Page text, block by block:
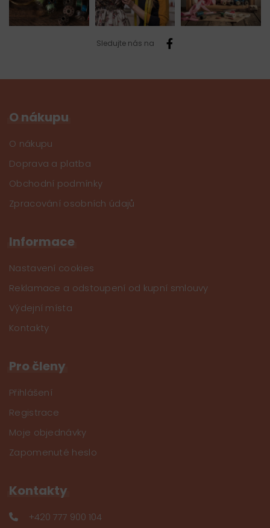
Sledujte nás na
O nákupu
O nákupu
Doprava a platba
Obchodní podmínky
Zpracování osobních údajů
Informace
Nastavení cookies
Reklamace a odstoupení od kupní smlouvy
Výdejní místa
Kontakty
Pro členy
Přihlášení
Registrace
Moje objednávky
Zapomenuté heslo
Kontakty
+420 777 900 104